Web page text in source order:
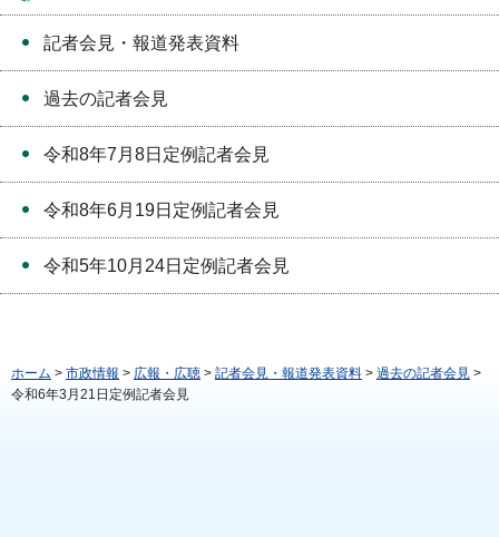
記者会見・報道発表資料
過去の記者会見
令和8年7月8日定例記者会見
令和8年6月19日定例記者会見
令和5年10月24日定例記者会見
ホーム > 市政情報 > 広報・広聴 > 記者会見・報道発表資料 > 過去の記者会見 >
令和6年3月21日定例記者会見